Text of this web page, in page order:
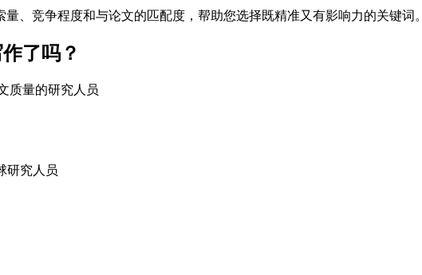
量、竞争程度和与论文的匹配度，帮助您选择既精准又有影响力的关键词。
了吗？
质量的研究人员
研究人员